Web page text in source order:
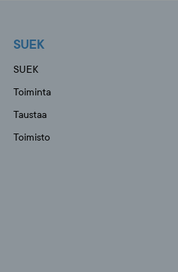
SUEK
SUEK
Toiminta
Taustaa
Toimisto